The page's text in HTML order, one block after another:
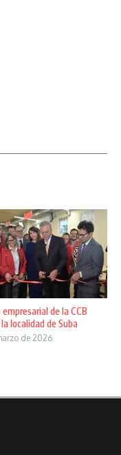
de la CCB
localidad de Suba
de 2026